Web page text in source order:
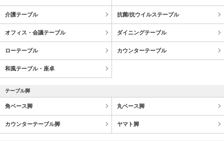
介護テーブル 抗菌/抗ウイルステーブル
オフィス・会議テーブル ダイニングテーブル
ローテーブル カウンターテーブル
和風テーブル・座卓
テーブル脚
角ベース脚 丸ベース脚
カウンターテーブル脚 ヤマト脚